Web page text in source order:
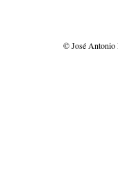
© José Antonio